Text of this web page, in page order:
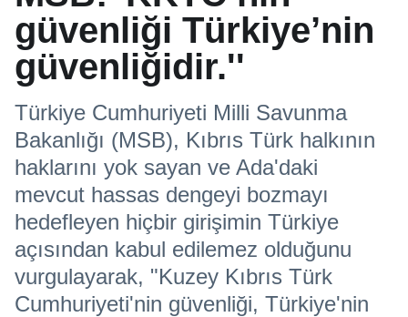
güvenliği Türkiye’nin
güvenliğidir.''
Türkiye Cumhuriyeti Milli Savunma
Bakanlığı (MSB), Kıbrıs Türk halkının
haklarını yok sayan ve Ada'daki
mevcut hassas dengeyi bozmayı
hedefleyen hiçbir girişimin Türkiye
açısından kabul edilemez olduğunu
vurgulayarak, "Kuzey Kıbrıs Türk
Cumhuriyeti'nin güvenliği, Türkiye'nin